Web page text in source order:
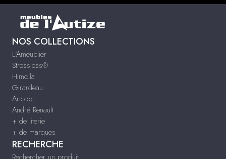
NOS COLLECTIONS
L'Ameublier
Stressless®
Himolla
Girardeau
Artcopi
André Renault
+ de literie
+ de marques
RECHERCHE